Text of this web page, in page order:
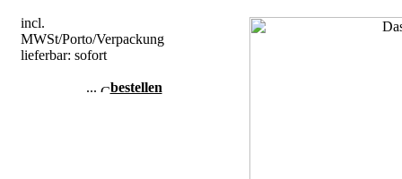
incl.
MWSt/Porto/Verpackung
lieferbar: sofort
... bestellen